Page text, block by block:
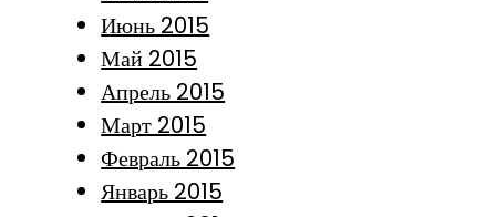
Июнь 2015
Май 2015
Апрель 2015
Март 2015
Февраль 2015
Январь 2015